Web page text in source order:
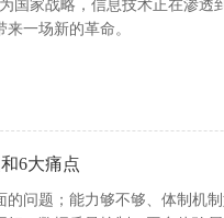
国家战略，信息技术正在渗透
一场新的革命。
6大痛点
问题；能力够不够、体制机